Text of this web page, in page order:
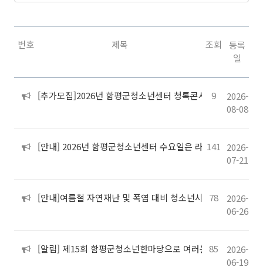
번호 제목 조회
등록
일
[추가모집]2026년 함평군청소년센터 청톡콘서트 "가장 나
9
2026-
08-08
[안내] 2026년 함평군청소년센터 수요일은 라면데이!
141
2026-
07-21
[안내]여름철 자연재난 및 폭염 대비 청소년시설 행동요령 안
78
2026-
06-26
[알림] 제15회 함평군청소년한마당으로 여러분들을 초대합니
85
2026-
06-19